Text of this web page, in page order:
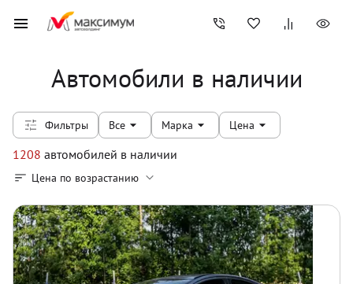
Автомобили в наличии
Фильтры Все Марка Цена
1208 автомобилей в наличии
Цена по возрастанию